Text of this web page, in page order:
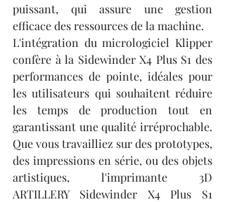
puissant, qui assure une gestion
efficace des ressources de la machine.
L'intégration du micrologiciel Klipper
confère à la Sidewinder X4 Plus S1 des
performances de pointe, idéales pour
les utilisateurs qui souhaitent réduire
les temps de production tout en
garantissant une qualité irréprochable.
Que vous travailliez sur des prototypes,
des impressions en série, ou des objets
artistiques, l'imprimante 3D
ARTILLERY Sidewinder X4 Plus S1